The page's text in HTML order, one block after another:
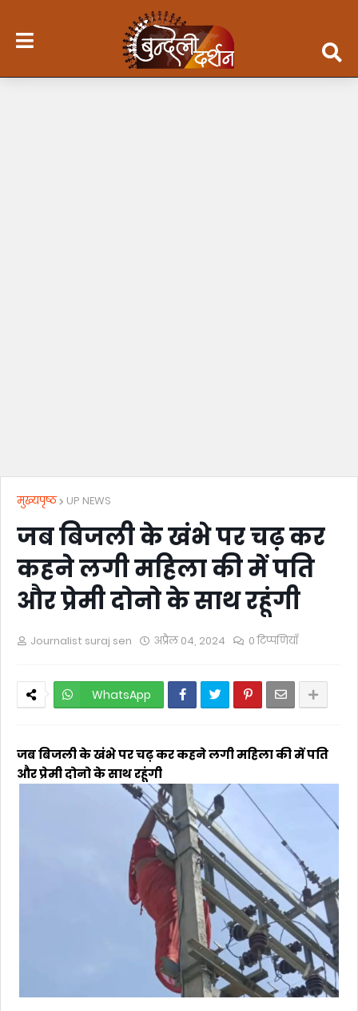
मुख्यपृष्ठ UP NEWS
जब बिजली के खंभे पर चढ़ कर
कहने लगी महिला की में पति
और प्रेमी दोनो के साथ रहूंगी
Journalist suraj sen अप्रैल 04, 2024 0 टिप्पणियाँ
WhatsApp
जब बिजली के खंभे पर चढ़ कर कहने लगी महिला की में पति
और प्रेमी दोनो के साथ रहूंगी